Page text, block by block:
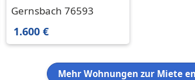
Wintergarten &
Gernsbach 76593
1.600 €
Mehr Wohnungen zur Miete